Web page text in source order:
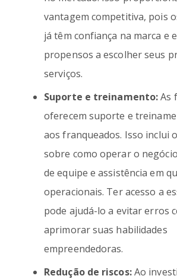
vantagem competitiva, pois
já têm confiança na marca e
propensos a escolher seus
serviços.
Suporte e treinamento:As
oferecem suporte e
aos franqueados. Isso inclui
sobre como operar o
de equipe e assistência em
operacionais. Ter acesso a
pode ajudá-lo a evitar erros
aprimorar suas habilidades
empreendedoras.
Redução de riscos:Ao